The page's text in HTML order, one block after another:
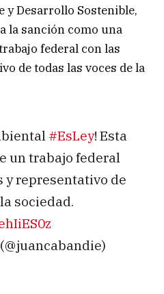
y Desarrollo Sostenible,
la sanción como una
federal con las
de todas las voces de la
#EsLey! Esta
un trabajo federal
y representativo de
sociedad.